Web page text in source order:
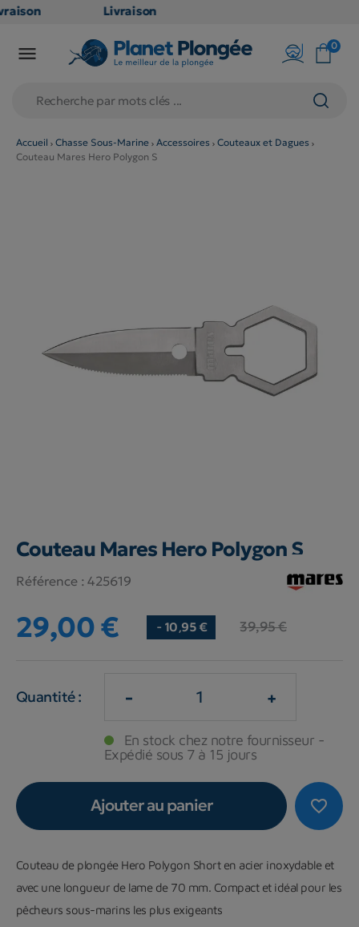
Livraison
en point
79€
(hors
produits
 0
Accueil Chasse Sous-Marine Accessoires
Couteaux et Dagues
Couteau Mares Hero Polygon S
Couteau Mares Hero Polygon S
Référence : 425619
29,00 € - 10,95 € 39,95 €
Quantité : - +
En stock chez notre fournisseur -
Expédié sous 7 à 15 jours
favorite_border
Ajouter au panier
Couteau de plongée Hero Polygon Short en acier inoxydable et
avec une longueur de lame de 70 mm. Compact et idéal pour les
pêcheurs sous-marins les plus exigeants